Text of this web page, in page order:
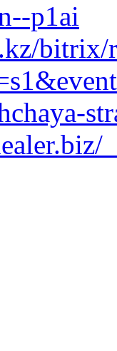
p1ai
bitrix/